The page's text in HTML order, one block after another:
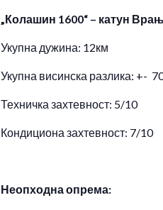
„Колашин 1600“ – катун
Укупна дужина: 12км
Укупна висинска разлика: +-
Техничка захтевност: 5/10
Кондициона захтевност: 7/10
Неопходна опрема: